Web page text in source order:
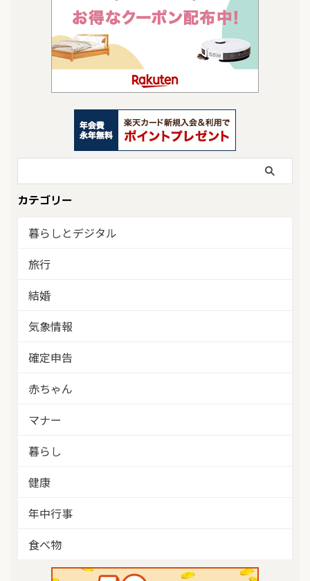
カテゴリー
暮らしとデジタル
旅行
結婚
気象情報
確定申告
赤ちゃん
マナー
暮らし
健康
年中行事
食べ物